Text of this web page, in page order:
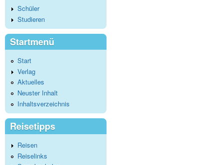
Schüler
Studieren
Startmenü
Start
Verlag
Aktuelles
Neuster Inhalt
Inhaltsverzeichnis
Reisetipps
Reisen
Reiselinks